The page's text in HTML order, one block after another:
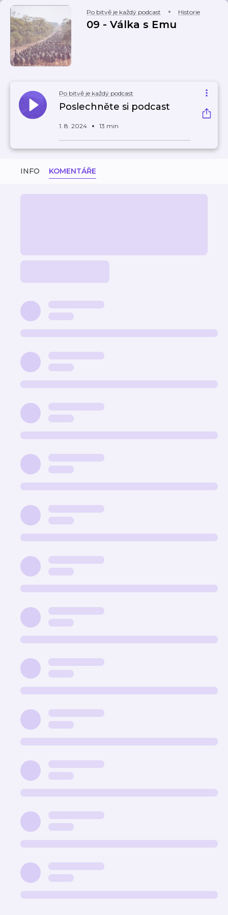
Po bitvě je každý podcast Historie
09 - Válka s Emu
Po bitvě je každý podcast
Poslechněte si podcast
1. 8. 2024 13 min
INFO KOMENTÁŘE